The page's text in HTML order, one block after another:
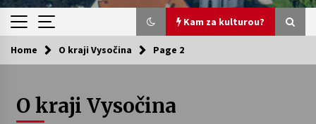
Kam za kulturou?
Kam za kulturou?
Letní koncerty ve Stromovce: Ars Camerata a
Sukuba Ensemble
Home O kraji Vysočina Page 2
O kraji Vysočina